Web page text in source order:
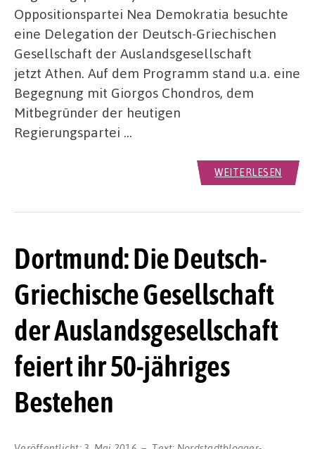
Oppositionspartei Nea Demokratia besuchte
eine Delegation der Deutsch-Griechischen
Gesellschaft der Auslandsgesellschaft
jetzt Athen. Auf dem Programm stand u.a. eine
Begegnung mit Giorgos Chondros, dem
Mitbegründer der heutigen
Regierungspartei …
WEITERLESEN
Dortmund: Die Deutsch-
Griechische Gesellschaft
der Auslandsgesellschaft
feiert ihr 50-jähriges
Bestehen